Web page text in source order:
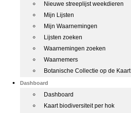
Nieuwe streeplijst weekdieren
Mijn Lijsten
Mijn Waarnemingen
Lijsten zoeken
Waarnemingen zoeken
Waarnemers
Botanische Collectie op de Kaart
Dashboard
Dashboard
Kaart biodiversiteit per hok